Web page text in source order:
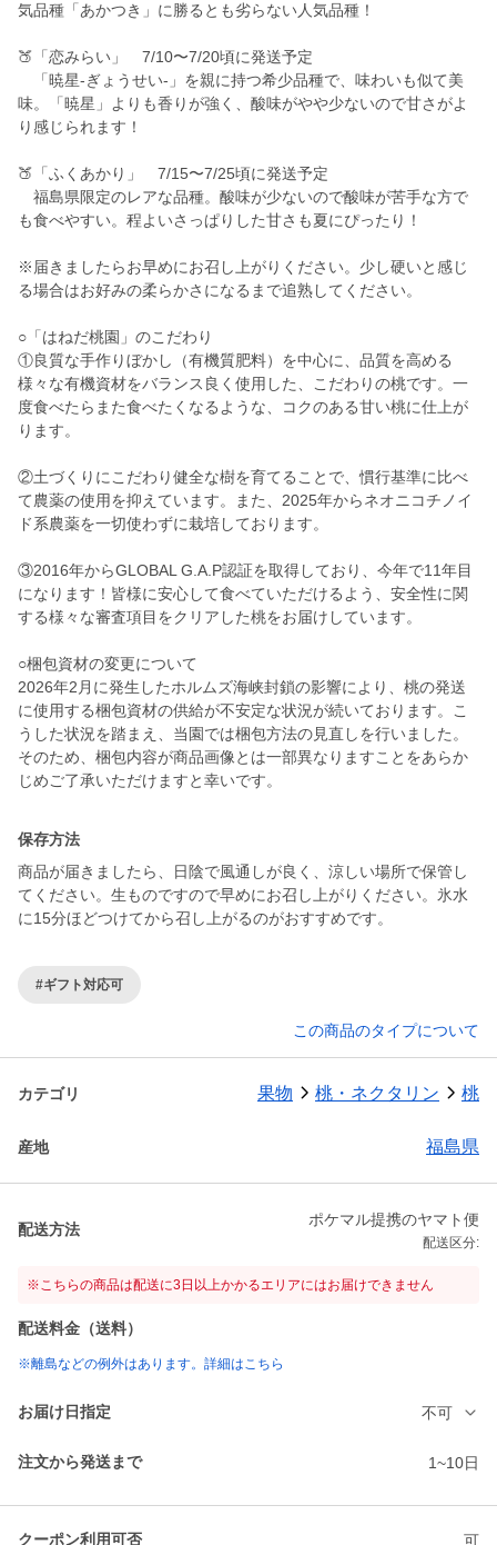
気品種「あかつき」に勝るとも劣らない人気品種！
🍑「恋みらい」 7/10〜7/20頃に発送予定
「暁星-ぎょうせい-」を親に持つ希少品種で、味わいも似て美
味。「暁星」よりも香りが強く、酸味がやや少ないので甘さがよ
り感じられます！
🍑「ふくあかり」 7/15〜7/25頃に発送予定
福島県限定のレアな品種。酸味が少ないので酸味が苦手な方で
も食べやすい。程よいさっぱりした甘さも夏にぴったり！
※届きましたらお早めにお召し上がりください。少し硬いと感じ
る場合はお好みの柔らかさになるまで追熟してください。
○「はねだ桃園」のこだわり
①良質な手作りぼかし（有機質肥料）を中心に、品質を高める
様々な有機資材をバランス良く使用した、こだわりの桃です。一
度食べたらまた食べたくなるような、コクのある甘い桃に仕上が
ります。
②土づくりにこだわり健全な樹を育てることで、慣行基準に比べ
て農薬の使用を抑えています。また、2025年からネオニコチノイ
ド系農薬を一切使わずに栽培しております。
③2016年からGLOBAL G.A.P認証を取得しており、今年で11年目
になります！皆様に安心して食べていただけるよう、安全性に関
する様々な審査項目をクリアした桃をお届けしています。
○梱包資材の変更について
2026年2月に発生したホルムズ海峡封鎖の影響により、桃の発送
に使用する梱包資材の供給が不安定な状況が続いております。こ
うした状況を踏まえ、当園では梱包方法の見直しを行いました。
そのため、梱包内容が商品画像とは一部異なりますことをあらか
保存方法
商品が届きましたら、日陰で風通しが良く、涼しい場所で保管し
てください。生ものですので早めにお召し上がりください。氷水
に15分ほどつけてから召し上がるのがおすすめです。
#ギフト対応可
この商品のタイプについて
カテゴリ 果物 桃・ネクタリン 桃
産地 福島県
配送方法
ポケマル提携のヤマト便
配送区分:
※こちらの商品は配送に3日以上かかるエリアにはお届けできません
配送料金（送料）
※離島などの例外はあります。詳細はこちら
お届け日指定 不可
注文から発送まで 1~10日
クーポン利用可否 可